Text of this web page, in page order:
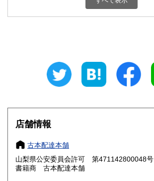
800円 三重県
大阪府
奈良県
鳥取県 800円 島根県
店舗情報
古本配達本舗
山梨県公安委員会許可 第471142800048号
書籍商 古本配達本舗